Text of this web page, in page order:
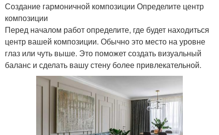
Создание гармоничной композиции Определите центр
композиции
Перед началом работ определите, где будет находиться
центр вашей композиции. Обычно это место на уровне
глаз или чуть выше. Это поможет создать визуальный
баланс и сделать вашу стену более привлекательной.